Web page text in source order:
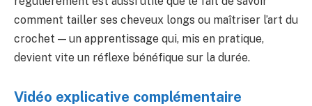
comment tailler ses cheveux longs ou maîtriser l’art du
crochet — un apprentissage qui, mis en pratique,
devient vite un réflexe bénéfique sur la durée.
Vidéo explicative complémentaire